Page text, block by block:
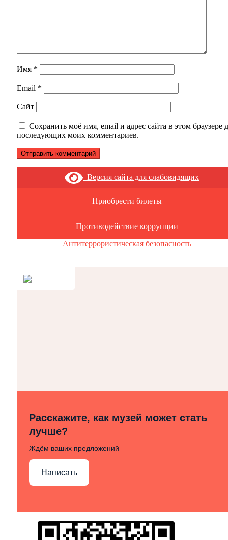
Имя *
Email *
Сайт
Сохранить моё имя, email и адрес сайта в этом браузере
последующих моих комментариев.
Версия сайта для слабовидящих
Приобрести билеты
Противодействие коррупции
Антитеррористическая безопасность
Расскажите, как музей может стать
лучше?
Ждём ваших предложений
Написать